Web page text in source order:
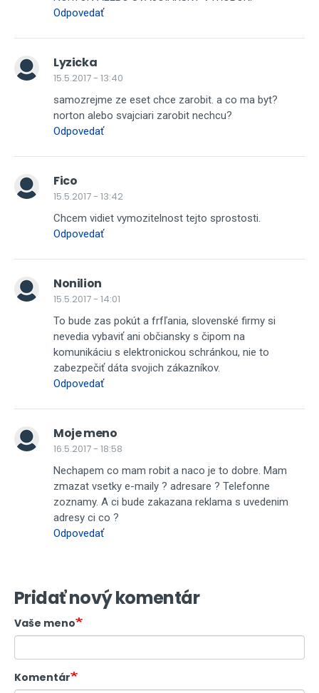
Odpovedať
Lyzicka
15.5.2017 - 13:40
samozrejme ze eset chce zarobit. a co ma byt?
norton alebo svajciari zarobit nechcu?
Odpovedať
Fico
15.5.2017 - 13:42
Chcem vidiet vymozitelnost tejto sprostosti.
Odpovedať
Nonilion
15.5.2017 - 14:01
To bude zas pokút a frfľania, slovenské firmy si
nevedia vybaviť ani občiansky s čipom na
komunikáciu s elektronickou schránkou, nie to
zabezpečiť dáta svojich zákazníkov.
Odpovedať
Moje meno
16.5.2017 - 18:58
Nechapem co mam robit a naco je to dobre. Mam
zmazat vsetky e-maily ? adresare ? Telefonne
zoznamy. A ci bude zakazana reklama s uvedenim
adresy ci co ?
Odpovedať
Pridať nový komentár
Vaše meno
Komentár